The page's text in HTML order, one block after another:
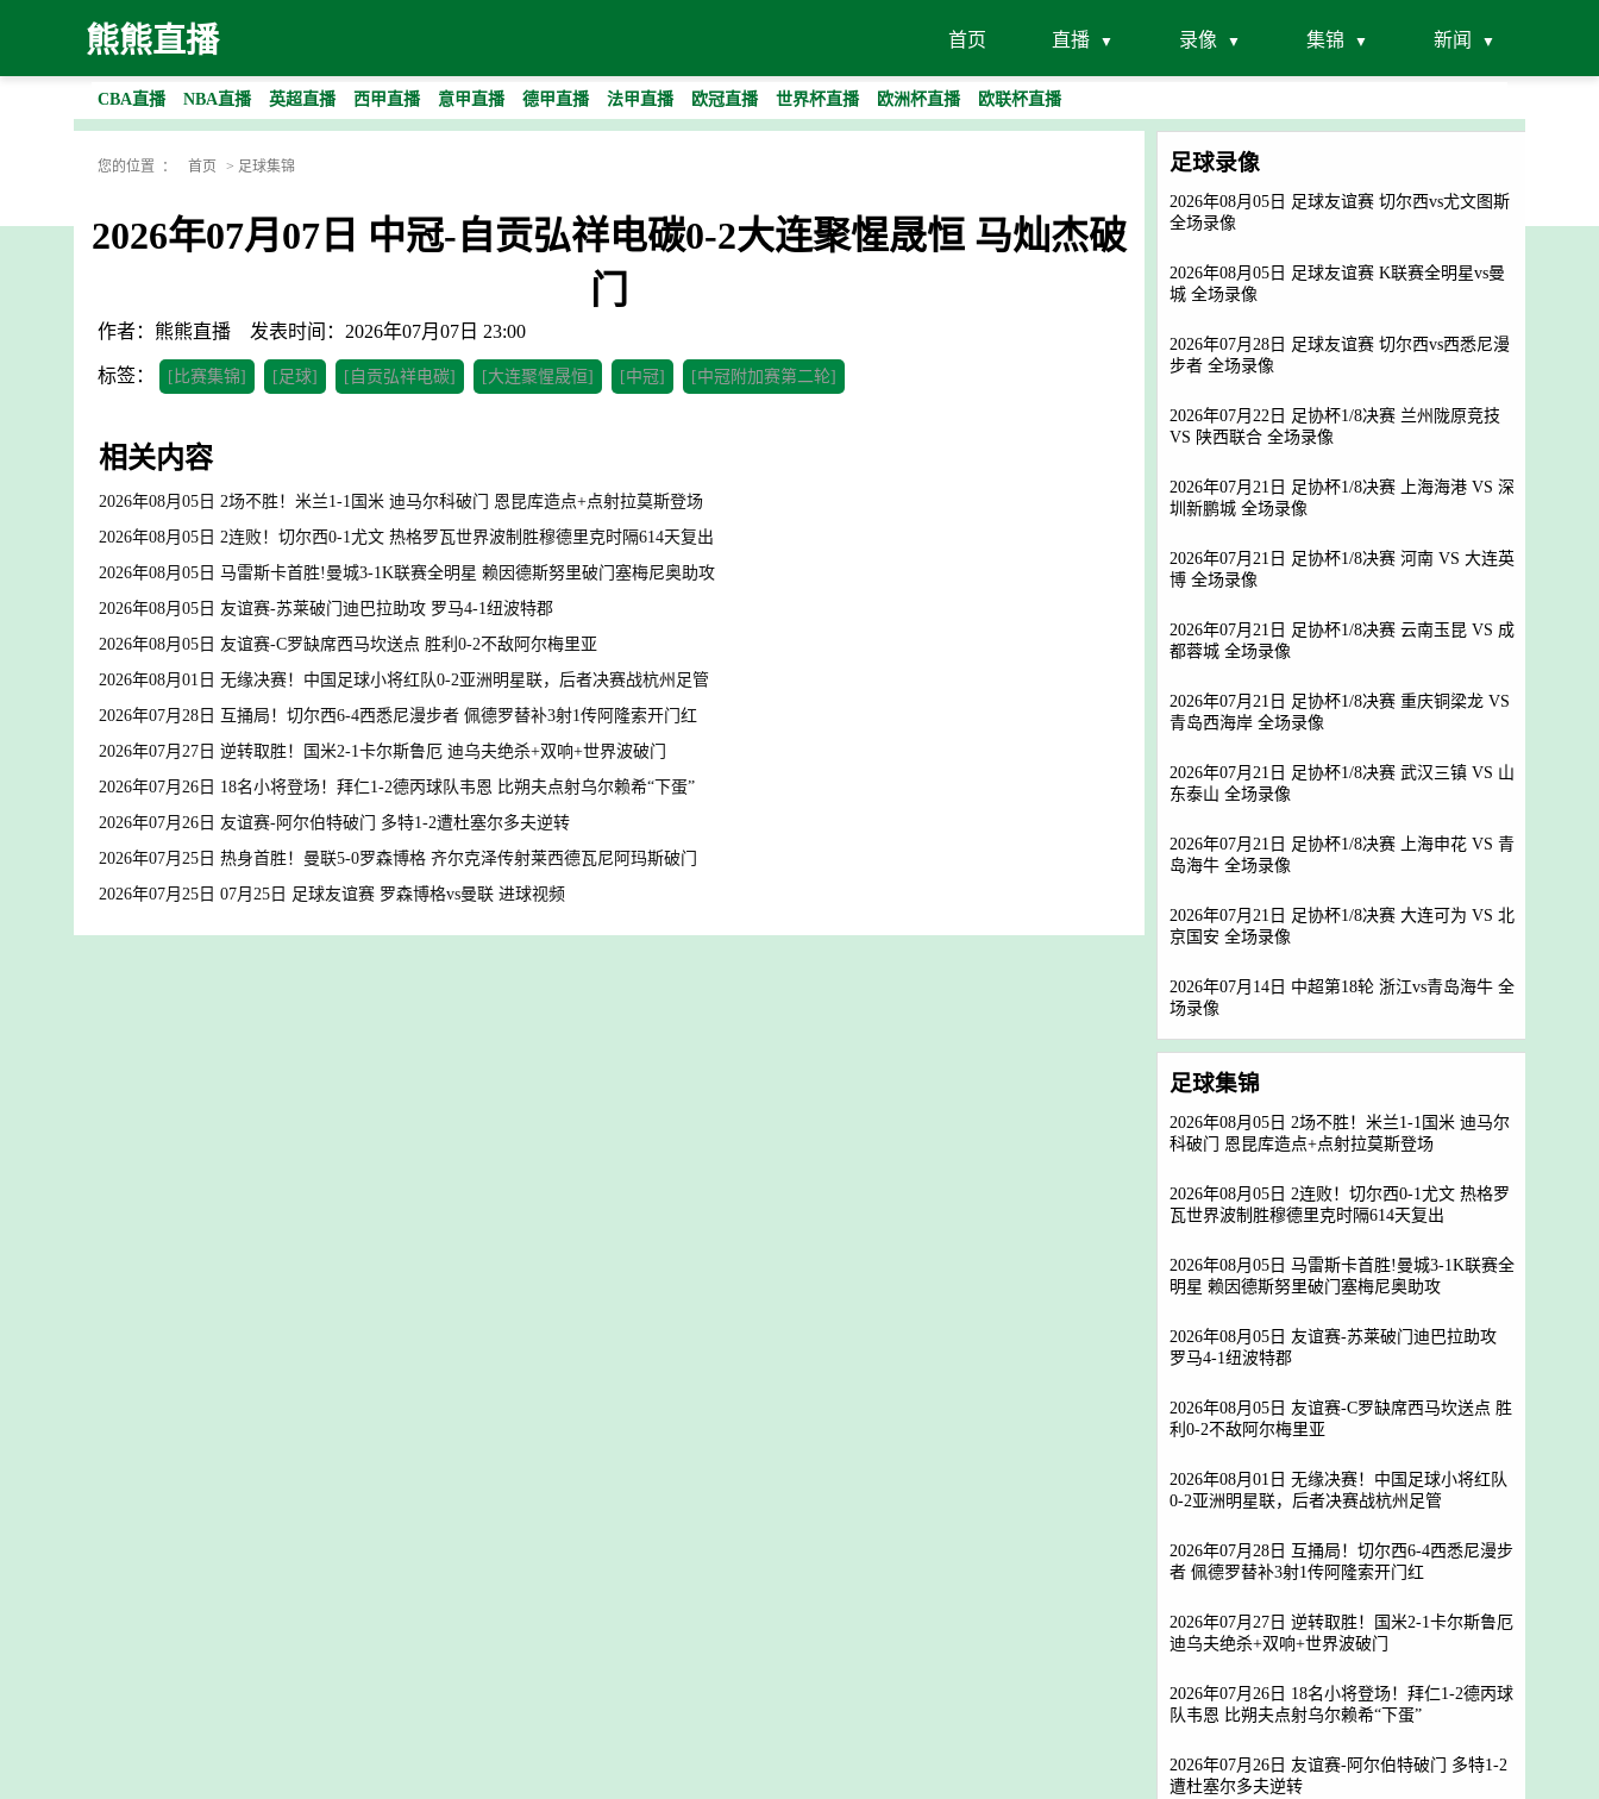
熊熊直播 首页 直播 录像 集锦 新闻
CBA直播 NBA直播 英超直播 西甲直播 意甲直播 德甲直播 法甲直播 欧冠直播 世界杯直播 欧洲杯直播 欧联杯直播
您的位置 ： 首页 > 足球集锦
2026年07月07日 中冠-自贡弘祥电碳0-2大连聚惺晟恒 马灿杰破
门
作者：熊熊直播 发表时间：2026年07月07日 23:00
标签： [比赛集锦] [足球] [自贡弘祥电碳] [大连聚惺晟恒] [中冠] [中冠附加赛第二轮]
相关内容
2026年08月05日 2场不胜！米兰1-1国米 迪马尔科破门 恩昆库造点+点射拉莫斯登场
2026年08月05日 2连败！切尔西0-1尤文 热格罗瓦世界波制胜穆德里克时隔614天复出
2026年08月05日 马雷斯卡首胜!曼城3-1K联赛全明星 赖因德斯努里破门塞梅尼奥助攻
2026年08月05日 友谊赛-苏莱破门迪巴拉助攻 罗马4-1纽波特郡
2026年08月05日 友谊赛-C罗缺席西马坎送点 胜利0-2不敌阿尔梅里亚
2026年08月01日 无缘决赛！中国足球小将红队0-2亚洲明星联，后者决赛战杭州足管
2026年07月28日 互捅局！切尔西6-4西悉尼漫步者 佩德罗替补3射1传阿隆索开门红
2026年07月27日 逆转取胜！国米2-1卡尔斯鲁厄 迪乌夫绝杀+双响+世界波破门
2026年07月26日 18名小将登场！拜仁1-2德丙球队韦恩 比朔夫点射乌尔赖希“下蛋”
2026年07月26日 友谊赛-阿尔伯特破门 多特1-2遭杜塞尔多夫逆转
2026年07月25日 热身首胜！曼联5-0罗森博格 齐尔克泽传射莱西德瓦尼阿玛斯破门
2026年07月25日 07月25日 足球友谊赛 罗森博格vs曼联 进球视频
足球录像
2026年08月05日 足球友谊赛 切尔西vs尤文图斯
全场录像
2026年08月05日 足球友谊赛 K联赛全明星vs曼
城 全场录像
2026年07月28日 足球友谊赛 切尔西vs西悉尼漫
步者 全场录像
2026年07月22日 足协杯1/8决赛 兰州陇原竞技
VS 陕西联合 全场录像
2026年07月21日 足协杯1/8决赛 上海海港 VS 深
圳新鹏城 全场录像
2026年07月21日 足协杯1/8决赛 河南 VS 大连英
博 全场录像
2026年07月21日 足协杯1/8决赛 云南玉昆 VS 成
都蓉城 全场录像
2026年07月21日 足协杯1/8决赛 重庆铜梁龙 VS
青岛西海岸 全场录像
2026年07月21日 足协杯1/8决赛 武汉三镇 VS 山
东泰山 全场录像
2026年07月21日 足协杯1/8决赛 上海申花 VS 青
岛海牛 全场录像
2026年07月21日 足协杯1/8决赛 大连可为 VS 北
京国安 全场录像
2026年07月14日 中超第18轮 浙江vs青岛海牛 全
场录像
足球集锦
2026年08月05日 2场不胜！米兰1-1国米 迪马尔
科破门 恩昆库造点+点射拉莫斯登场
2026年08月05日 2连败！切尔西0-1尤文 热格罗
瓦世界波制胜穆德里克时隔614天复出
2026年08月05日 马雷斯卡首胜!曼城3-1K联赛全
明星 赖因德斯努里破门塞梅尼奥助攻
2026年08月05日 友谊赛-苏莱破门迪巴拉助攻
罗马4-1纽波特郡
2026年08月05日 友谊赛-C罗缺席西马坎送点 胜
利0-2不敌阿尔梅里亚
2026年08月01日 无缘决赛！中国足球小将红队
0-2亚洲明星联，后者决赛战杭州足管
2026年07月28日 互捅局！切尔西6-4西悉尼漫步
者 佩德罗替补3射1传阿隆索开门红
2026年07月27日 逆转取胜！国米2-1卡尔斯鲁厄
迪乌夫绝杀+双响+世界波破门
2026年07月26日 18名小将登场！拜仁1-2德丙球
队韦恩 比朔夫点射乌尔赖希“下蛋”
2026年07月26日 友谊赛-阿尔伯特破门 多特1-2
遭杜塞尔多夫逆转